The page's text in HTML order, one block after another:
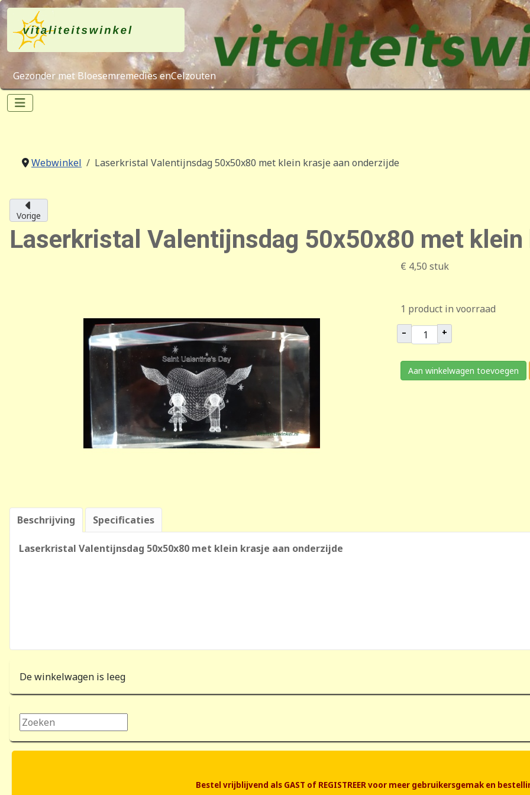
Gezonder met Bloesemremedies enCelzouten
Webwinkel Laserkristal Valentijnsdag 50x50x80 met klein krasje aan onderzijde
Vorige
Laserkristal Valentijnsdag 50x50x80 met klein
€ 4,50 stuk
1 product in voorraad
– +
Aan winkelwagen toevoegen
Beschrijving Specificaties
Laserkristal Valentijnsdag 50x50x80 met klein krasje aan onderzijde
De winkelwagen is leeg
Zoeken...
Bestel vrijblijvend als GAST of REGISTREER voor meer gebruikersgemak en